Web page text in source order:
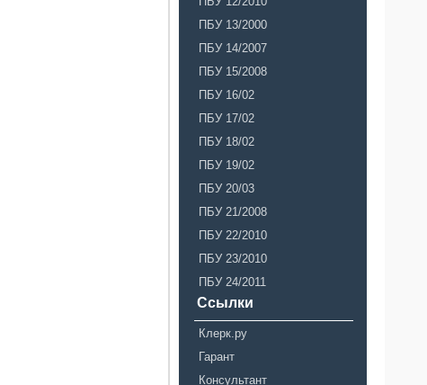
ПБУ 13/2000
ПБУ 14/2007
ПБУ 15/2008
ПБУ 16/02
ПБУ 17/02
ПБУ 18/02
ПБУ 19/02
ПБУ 20/03
ПБУ 21/2008
ПБУ 22/2010
ПБУ 23/2010
ПБУ 24/2011
Ссылки
Клерк.ру
Гарант
Консультант